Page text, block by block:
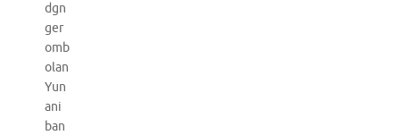
dgn
ger
omb
olan
Yun
ani
ban